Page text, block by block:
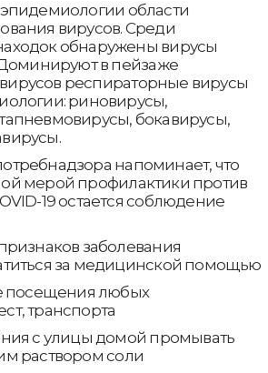
области
вирусов. Среди
обнаружены вирусы
в пейзаже
респираторные вирусы
риновирусы,
бокавирусы,
напоминает, что
мерой профилактики против
19 остается соблюдение
заболевания
за медицинской помощью
посещения любых
транспорта
с улицы домой промывать
раствором соли